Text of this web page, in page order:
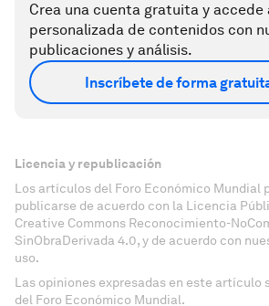
Crea una cuenta gratuita y accede
personalizada de contenidos con
publicaciones y análisis.
Inscríbete de forma
Licencia y republicación
Los artículos del Foro Económico Mundial
publicarse de acuerdo con la Licencia
Creative Commons Reconocimiento-
SinObraDerivada 4.0, y de acuerdo con
uso.
Las opiniones expresadas en este artículo
del Foro Económico Mundial.